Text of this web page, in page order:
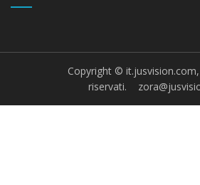
Copyright ©
riservati.